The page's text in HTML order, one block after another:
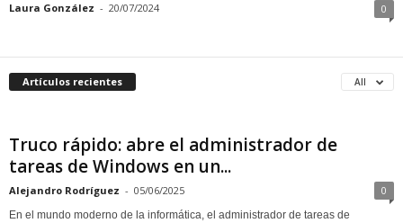
Laura González - 20/07/2024 0
Artículos recientes All
Truco rápido: abre el administrador de
tareas de Windows en un...
Alejandro Rodríguez - 05/06/2025 0
En el mundo moderno de la informática, el administrador de tareas de